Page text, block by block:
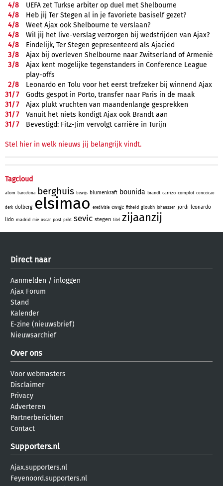
4/8
UEFA zet Turkse arbiter op duel met Shelbourne
4/8
Heb jij Ter Stegen al in je favoriete basiself gezet?
4/8
Weet Ajax ook Shelbourne te verslaan?
4/8
Wil jij het live-verslag verzorgen bij wedstrijden van Ajax?
4/8
Eindelijk, Ter Stegen gepresenteerd als Ajacied
3/8
Ajax bij overleven Shelbourne naar Zwitserland of Armenië
3/8
Ajax kent mogelijke tegenstanders in Conference League
play-offs
2/8
Leonardo en Tolu voor het eerst trefzeker bij winnend Ajax
31/7
Godts gespot in Porto, transfer naar Paris in de maak
31/7
Ajax plukt vruchten van maandenlange gesprekken
31/7
Vanuit het niets kondigt Ajax ook Brandt aan
31/7 Bevestigd: Fitz-Jim vervolgt carrière in Turijn
Stel hier in welk nieuws jij belangrijk vindt.
Tagcloud
alom barcelona berghuis bewijs blumenkraft bounida brandt carrizo complot conceicao
derk dolberg elsimao eredivisie ewige fitheid gloukh johanssen jordi leonardo
lido madrid mie oscar post prikt sevic stegen titel zijaanzij
Direct naar
Aanmelden / inloggen
Ajax Forum
Stand
Kalender
E-zine (nieuwsbrief)
Nieuwsarchief
Over ons
Voor webmasters
Disclaimer
Privacy
Adverteren
Partnerberichten
Contact
Supporters.nl
Ajax.supporters.nl
Feyenoord.supporters.nl